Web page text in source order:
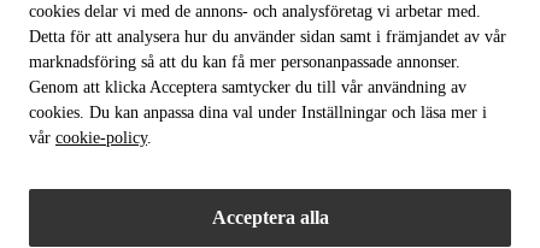
cookies delar vi med de annons- och analysföretag vi arbetar med.
Detta för att analysera hur du använder sidan samt i främjandet av vår
marknadsföring så att du kan få mer personanpassade annonser.
Genom att klicka Acceptera samtycker du till vår användning av
cookies. Du kan anpassa dina val under Inställningar och läsa mer i
vår cookie-policy.
Acceptera alla
Varför görs en kreditupplysning på mig?